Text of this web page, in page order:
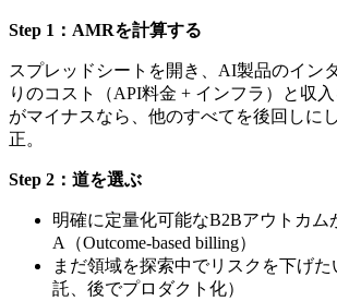
Step 1：AMRを計算する
スプレッドシートを開き、AI製品のイン
りのコスト（API料金 + インフラ）と収
がマイナスなら、他のすべてを後回しに
正。
Step 2：道を選ぶ
明確に定量化可能なB2Bアウトカ
A（Outcome-based billing）
まだ領域を探索中でリスクを下げ
託、後でプロダクト化）